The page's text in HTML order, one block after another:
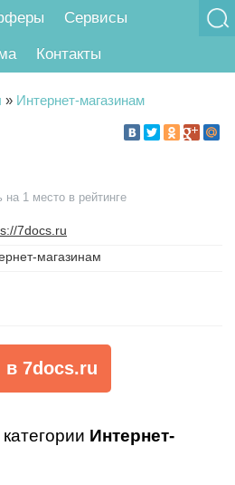
Сервисы
Контакты
» Интернет-магазинам
на 1 место в рейтинге
7docs.ru
магазинам
в 7docs.ru
Интернет-